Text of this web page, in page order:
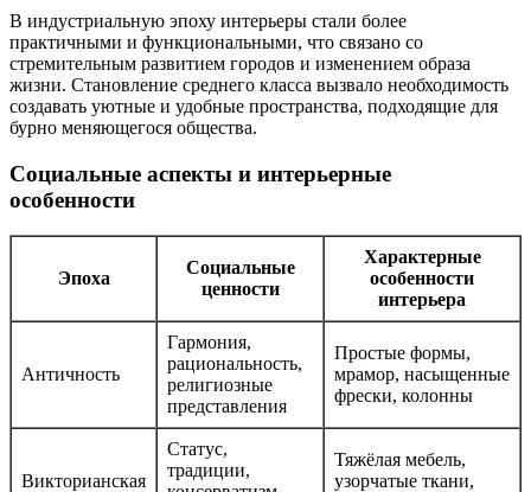
В индустриальную эпоху интерьеры стали более
практичными и функциональными, что связано со
стремительным развитием городов и изменением образа
жизни. Становление среднего класса вызвало необходимость
создавать уютные и удобные пространства, подходящие для
бурно меняющегося общества.
Социальные аспекты и интерьерные
особенности
Эпоха
Социальные
ценности
Характерные
особенности
интерьера
Античность
Гармония,
рациональность,
религиозные
представления
Простые формы,
мрамор, насыщенные
фрески, колонны
Викторианская
Статус,
традиции,
Тяжёлая мебель,
узорчатые ткани,